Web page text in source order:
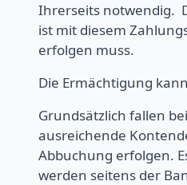
Ihrerseits notwendig.
ist mit diesem
erfolgen muss.
Die Ermächtigung
Grundsätzlich fallen
ausreichende
Abbuchung erfolgen.
werden seitens der